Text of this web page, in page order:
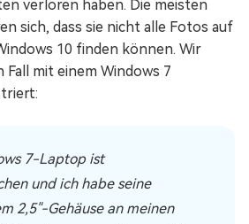
verloren haben. Die meisten
sich, dass sie nicht alle Fotos auf
10 finden können. Wir
Fall mit einem Windows 7
7-Laptop ist
und ich habe seine
2,5"-Gehäuse an meinen